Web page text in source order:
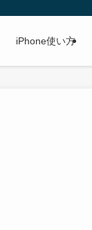
iPhone使い方